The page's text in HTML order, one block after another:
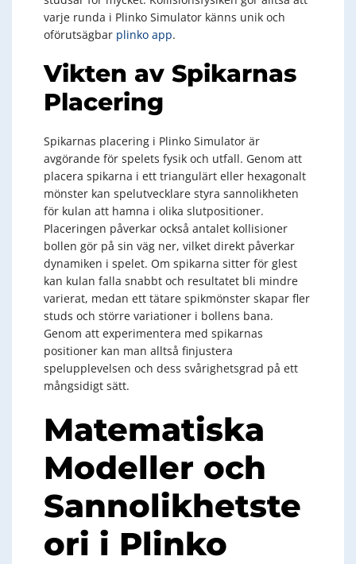
varje runda i Plinko Simulator känns unik och
oförutsägbar plinko app.
Vikten av Spikarnas
Placering
Spikarnas placering i Plinko Simulator är
avgörande för spelets fysik och utfall. Genom att
placera spikarna i ett triangulärt eller hexagonalt
mönster kan spelutvecklare styra sannolikheten
för kulan att hamna i olika slutpositioner.
Placeringen påverkar också antalet kollisioner
bollen gör på sin väg ner, vilket direkt påverkar
dynamiken i spelet. Om spikarna sitter för glest
kan kulan falla snabbt och resultatet bli mindre
varierat, medan ett tätare spikmönster skapar fler
studs och större variationer i bollens bana.
Genom att experimentera med spikarnas
positioner kan man alltså finjustera
spelupplevelsen och dess svårighetsgrad på ett
mångsidigt sätt.
Matematiska
Modeller och
Sannolikhetste
ori i Plinko